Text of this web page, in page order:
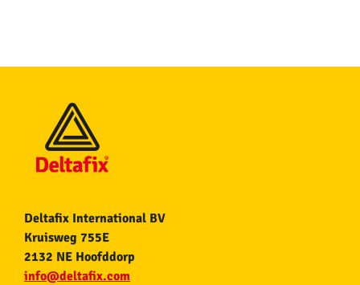
Deltafix International BV
Kruisweg 755E
2132 NE Hoofddorp
info@deltafix.com